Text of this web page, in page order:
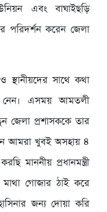
এবং বাঘাইছড়ি
পরিদর্শন করেন জেলা
সাথে কথা
নেন। এসময় আমতলী
জেলা প্রশাসককে তার
আমরা খুবই অসহায় ৪
মাননীয় প্রধানমন্ত্রী
গোজার ঠাই করে
জন্য দোয়া করি